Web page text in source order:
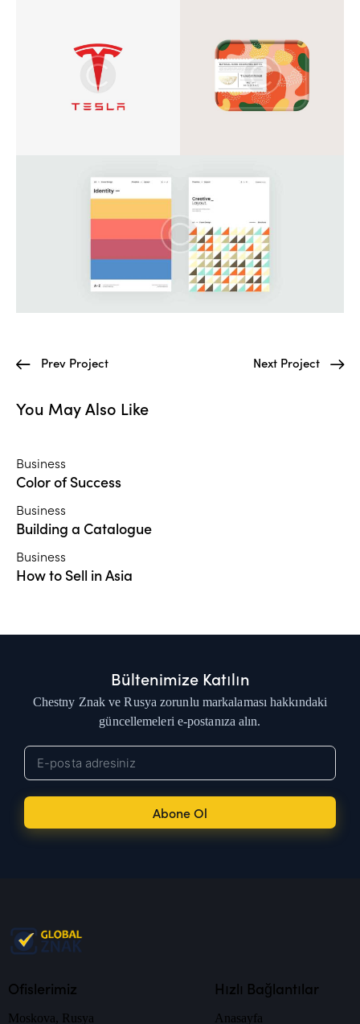
Prev Project Next Project
You May Also Like
Business
Color of Success
Business
Building a Catalogue
Business
How to Sell in Asia
Bültenimize Katılın
Chestny Znak ve Rusya zorunlu markalaması hakkındaki
güncellemeleri e-postanıza alın.
Abone Ol
Ofislerimiz
Moskova, Rusya
Hızlı Bağlantılar
Anasayfa